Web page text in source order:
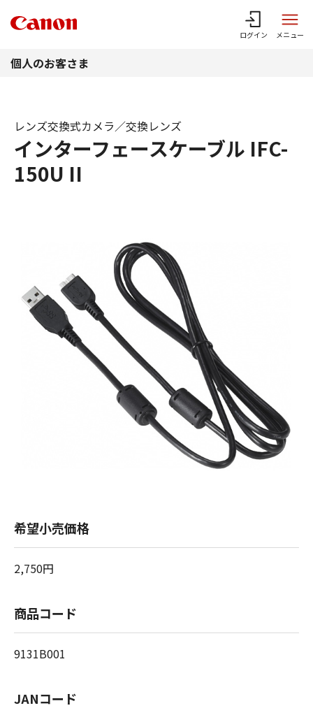
ログイン メニュー
個人のお客さま
インターフェースケーブル IFC-
150U II
レンズ交換式カメラ／交換レンズ
希望小売価格
2,750円
商品コード
9131B001
JANコード